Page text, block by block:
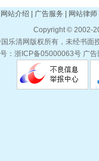
网站介绍 | 广告服务 | 网站律
Copyright © 2002-
国乐清网版权所有，未经书面
：浙ICP备05000063号 广